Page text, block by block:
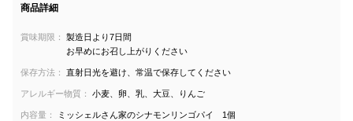
商品詳細
賞味期限：
製造日より7日間
お早めにお召し上がりください
保存方法： 直射日光を避け、常温で保存してください
アレルギー物質： 小麦、卵、乳、大豆、りんご
内容量：
ミッシェルさん家のシナモンリンゴパイ 1個